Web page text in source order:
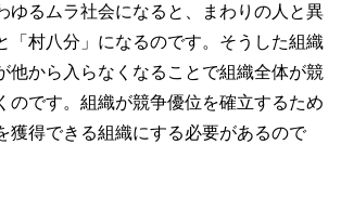
ゆるムラ社会になると、まわりの人と異
「村八分」になるのです。そうした組織
他から入らなくなることで組織全体が競
のです。組織が競争優位を確立するため
獲得できる組織にする必要があるので